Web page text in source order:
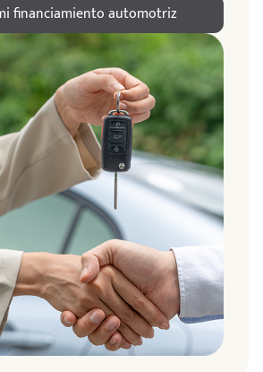
financiamiento automotriz